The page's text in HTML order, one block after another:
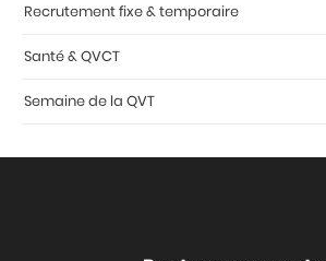
Recrutement fixe & temporaire
Santé & QVCT
Semaine de la QVT